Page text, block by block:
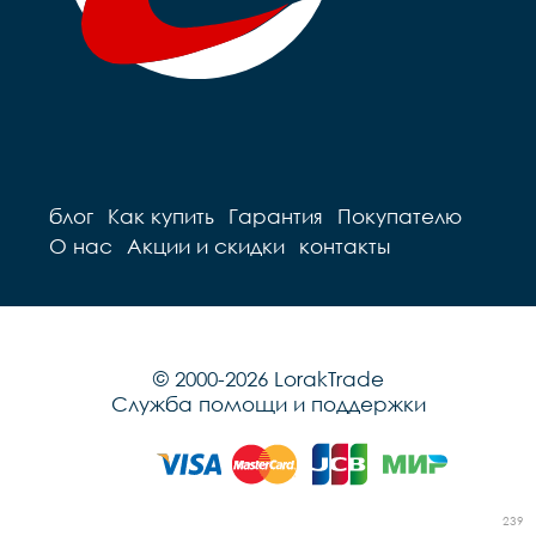
блог Как купить Гарантия
Покупателю
О нас
Акции и скидки контакты
© 2000-2026 LorakTrade
Служба помощи и поддержки
239